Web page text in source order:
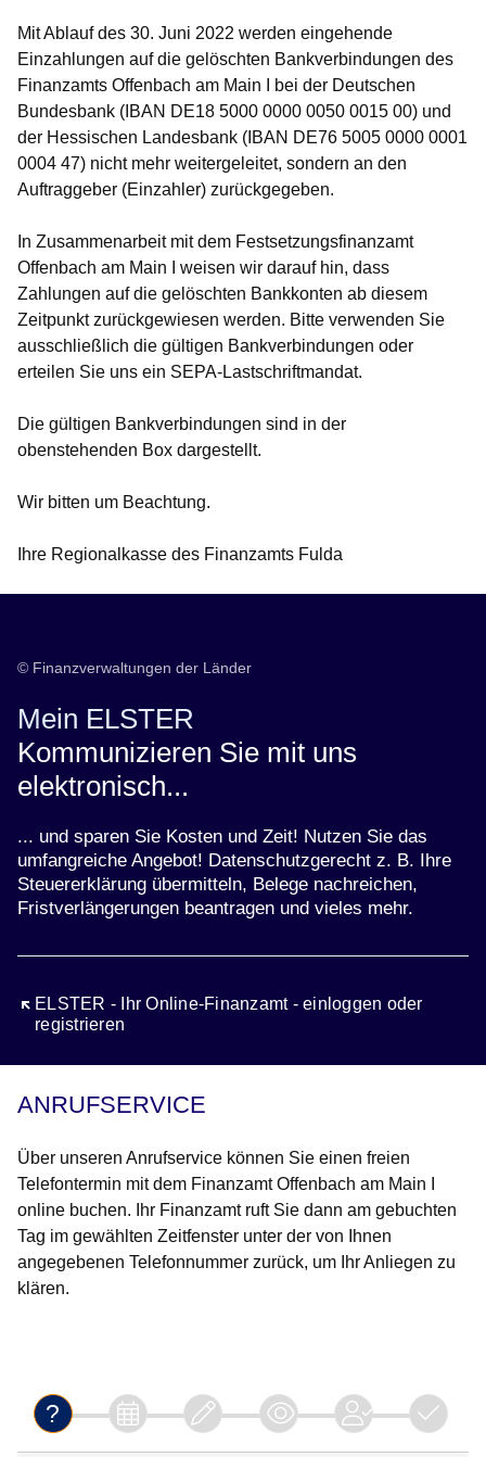
Mit Ablauf des 30. Juni 2022 werden eingehende
Einzahlungen auf die gelöschten Bankverbindungen des
Finanzamts Offenbach am Main I bei der Deutschen
Bundesbank (IBAN DE18 5000 0000 0050 0015 00) und
der Hessischen Landesbank (IBAN DE76 5005 0000 0001
0004 47) nicht mehr weitergeleitet, sondern an den
Auftraggeber (Einzahler) zurückgegeben.
In Zusammenarbeit mit dem Festsetzungsfinanzamt
Offenbach am Main I weisen wir darauf hin, dass
Zahlungen auf die gelöschten Bankkonten ab diesem
Zeitpunkt zurückgewiesen werden. Bitte verwenden Sie
ausschließlich die gültigen Bankverbindungen oder
erteilen Sie uns ein SEPA-Lastschriftmandat.
Die gültigen Bankverbindungen sind in der
obenstehenden Box dargestellt.
Wir bitten um Beachtung.
Ihre Regionalkasse des Finanzamts Fulda
© Finanzverwaltungen der Länder
Mein ELSTER
Kommunizieren Sie mit uns
elektronisch...
... und sparen Sie Kosten und Zeit! Nutzen Sie das
umfangreiche Angebot! Datenschutzgerecht z. B. Ihre
Steuererklärung übermitteln, Belege nachreichen,
Fristverlängerungen beantragen und vieles mehr.
ELSTER - Ihr Online-Finanzamt - einloggen oder
registrieren
Öffnet sich in einem neuen Fenster
ANRUFSERVICE
Über unseren Anrufservice können Sie einen freien
Telefontermin mit dem Finanzamt Offenbach am Main I
online buchen. Ihr Finanzamt ruft Sie dann am gebuchten
Tag im gewählten Zeitfenster unter der von Ihnen
angegebenen Telefonnummer zurück, um Ihr Anliegen zu
klären.